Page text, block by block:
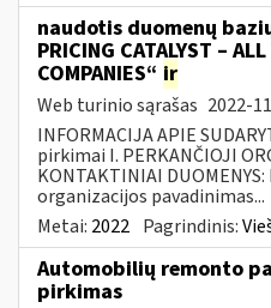
naudotis duomenų
PRICING CATALYST –
COMPANIES“ ir
Web turinio sąrašas 2022-
INFORMACIJA APIE
pirkimai I. PERKANČIOJI
KONTAKTINIAI
organizacijos pavadinimas...
Metai: 2022 Pagrindinis:
Automobilių remonto
pirkimas